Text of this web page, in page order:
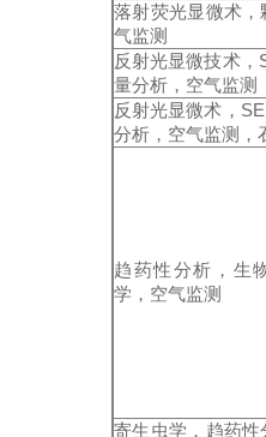
落射荧光显微术，
气监测
反射光显微技术，
量分析，空气监测
反射光显微术，
分析，空气监测，
趋药性分析，生
学，空气监测
寄生虫学，趋药性